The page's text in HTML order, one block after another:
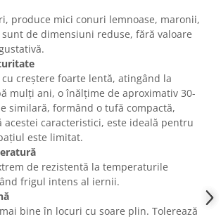
produce mici conuri lemnoase, maronii,
de dimensiuni reduse, fără valoare
cu creștere foarte lentă, atingând la
mulți ani, o înălțime de aproximativ 30-
similară, formând o tufă compactă,
acestei caracteristici, este ideală pentru
este limitat.
de rezistentă la temperaturile
frigul intens al iernii.
bine în locuri cu soare plin. Tolerează